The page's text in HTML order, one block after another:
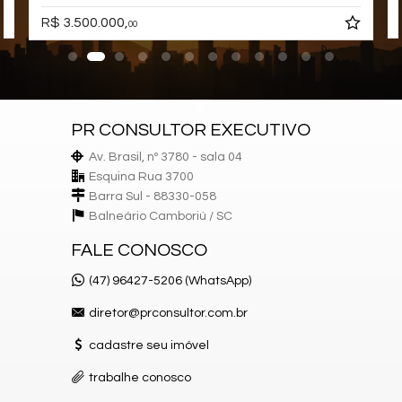
Elevador
Hall Decorado e Mobiliado
R$ 3.500.000, 00
PR CONSULTOR EXECUTIVO
Av. Brasil, nº 3780 - sala 04
Esquina Rua 3700
Barra Sul - 88330-058
Balneário Camboriú / SC
FALE CONOSCO
(47) 96427-5206 (WhatsApp)
diretor@prconsultor.com.br
cadastre seu imóvel
trabalhe conosco